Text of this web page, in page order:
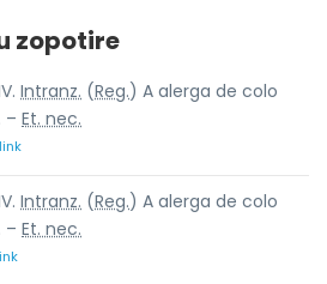
zopotire
Intranz. (Reg.) A alerga de colo
– Et. nec.
Intranz. (Reg.) A alerga de colo
– Et. nec.